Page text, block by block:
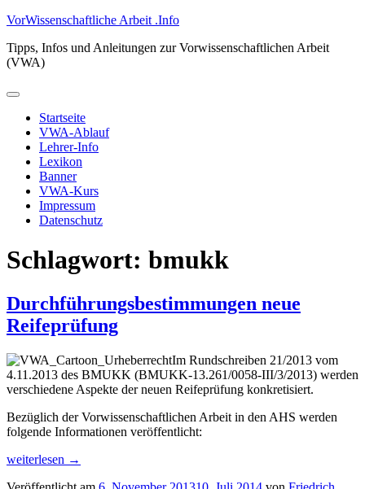
Zum
springen
VorWissenschaftliche Arbeit .Info
Tipps, Infos und Anleitungen zur Vorwissenschaftlichen Arbeit
(VWA)
Primäres
Startseite
VWA-Ablauf
Lehrer-Info
Lexikon
Banner
VWA-Kurs
Impressum
Datenschutz
Schlagwort: bmukk
Durchführungsbestimmungen neue
Reifeprüfung
Im Rundschreiben 21/2013 vom
4.11.2013 des BMUKK (BMUKK-13.261/0058-III/3/2013) werden
verschiedene Aspekte der neuen Reifeprüfung konkretisiert.
Bezüglich der Vorwissenschaftlichen Arbeit in den AHS werden
folgende Informationen veröffentlicht:
„Durchführungsbestimmungen
weiterlesen →